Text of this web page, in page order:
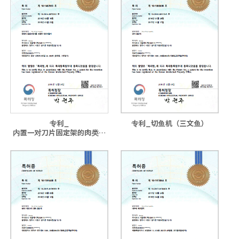
专利_
内置一对刀片固定架的肉类细
专利_切鱼机（三文鱼）